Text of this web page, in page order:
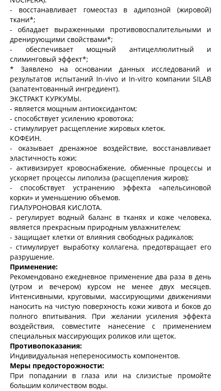
- восстанавливает гомеостаз в адипозной (жировой)
ткани*;
- обладает выраженными противовоспалительными и
дренирующими свойствами*;
- обеспечивает мощный антицеллюлитный и
слиминговый эффект*;
* Заявлено на основании данных исследований и
результатов испытаний In-vivo и In-vitro компании SILAB
(запатентованный ингредиент).
ЭКСТРАКТ КУРКУМЫ.
- является мощным антиоксидантом;
- способствует усилению кровотока;
- стимулирует расщепление жировых клеток.
КОФЕИН.
- оказывает дренажное воздействие, восстанавливает
эластичность кожи;
- активизирует кровоснабжение, обменные процессы и
ускоряет процессы липолиза (расщепления жиров);
- способствует устранению эффекта «апельсиновой
корки» и уменьшению объемов.
ГИАЛУРОНОВАЯ КИСЛОТА.
- регулирует водный баланс в тканях и коже человека,
является прекрасным природным увлажнителем;
- защищает клетки от влияния свободных радикалов;
- стимулирует выработку коллагена, предотвращает его
разрушение.
Применение:
Рекомендовано ежедневное применение два раза в день
(утром и вечером) курсом не менее двух месяцев.
Интенсивными, круговыми, массирующими движениями
наносить на чистую поверхность кожи живота и боков до
полного впитывания. При желании усиления эффекта
воздействия, совместите нанесение с применением
специальных массирующих роликов или щеток.
Противопоказания:
Индивидуальная непереносимость компонентов.
Меры предосторожности:
При попадании в глаза или на слизистые промойте
большим количеством воды.